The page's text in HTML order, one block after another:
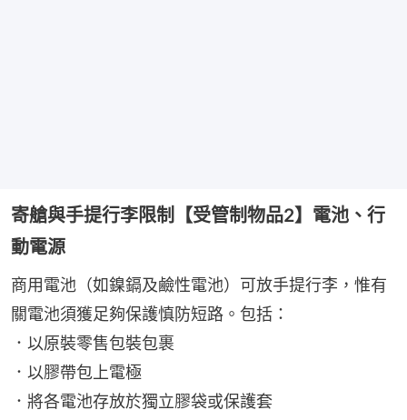
寄艙與手提行李限制【受管制物品2】電池、行
動電源
商用電池（如鎳鎘及鹼性電池）可放手提行李，惟有
關電池須獲足夠保護慎防短路。包括：
．以原裝零售包裝包裹
．以膠帶包上電極
．將各電池存放於獨立膠袋或保護套